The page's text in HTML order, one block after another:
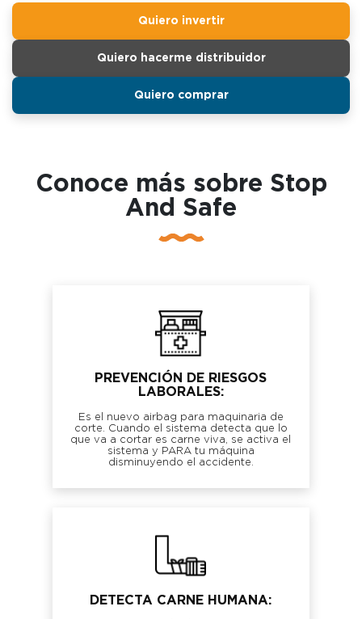
Quiero invertir
Quiero hacerme distribuidor
Quiero comprar
Conoce más sobre Stop
And Safe
PREVENCIÓN DE RIESGOS
LABORALES:
Es el nuevo airbag para maquinaria de
corte. Cuando el sistema detecta que lo
que va a cortar es carne viva, se activa el
sistema y PARA tu máquina
disminuyendo el accidente.
DETECTA CARNE HUMANA: